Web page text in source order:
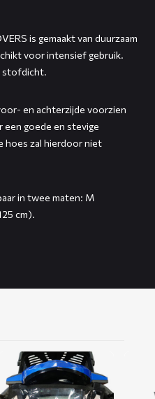
is gemaakt van duurzaam
voor intensief gebruik.
stofdicht.
en achterzijde voorzien
goede en stevige
hoes zal hierdoor niet
in twee maten: M
cm).
Lees
meer